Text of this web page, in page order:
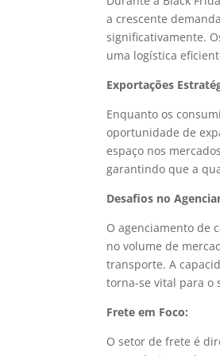
a crescente
significativamente.
uma logística
Exportações
Enquanto os
oportunidade de
espaço nos
garantindo que a
Desafios no
O agenciamento de
no volume de
transporte. A
torna-se vital para o
Frete em Foco:
O setor de frete é